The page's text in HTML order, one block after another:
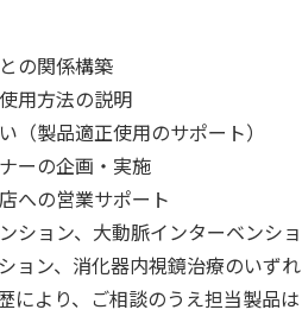
の関係構築
用方法の説明
（製品適正使用のサポート）
ーの企画・実施
への営業サポート
ション、大動脈インターベンショ
ョン、消化器内視鏡治療のいずれ
により、ご相談のうえ担当製品は